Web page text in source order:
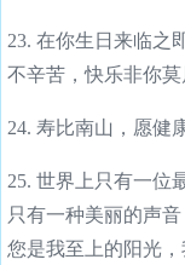
23. 在你生日来临之
不辛苦，快乐非你莫
24. 寿比南山，愿健
25. 世界上只有一位
只有一种美丽的声
您是我至上的阳光